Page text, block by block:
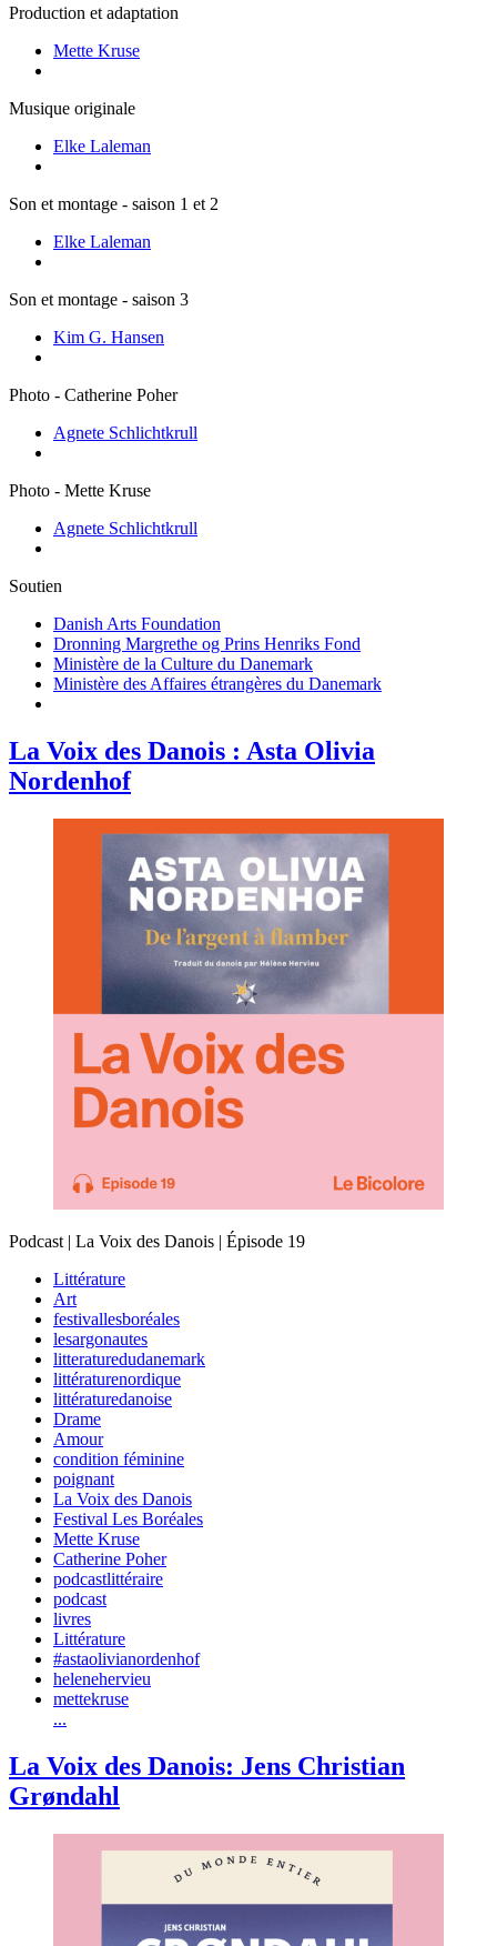
Production et adaptation
Mette Kruse
Musique originale
Elke Laleman
Son et montage - saison 1 et 2
Elke Laleman
Son et montage - saison 3
Kim G. Hansen
Photo - Catherine Poher
Agnete Schlichtkrull
Photo - Mette Kruse
Agnete Schlichtkrull
Soutien
Danish Arts Foundation
Dronning Margrethe og Prins Henriks Fond
Ministère de la Culture du Danemark
Ministère des Affaires étrangères du Danemark
La Voix des Danois : Asta Olivia
Nordenhof
Podcast | La Voix des Danois | Épisode 19
Littérature
Art
festivallesboréales
lesargonautes
litteraturedudanemark
littératurenordique
littératuredanoise
Drame
Amour
condition féminine
poignant
La Voix des Danois
Festival Les Boréales
Mette Kruse
Catherine Poher
podcastlittéraire
podcast
livres
Littérature
#astaolivianordenhof
helenehervieu
mettekruse
...
La Voix des Danois: Jens Christian
Grøndahl